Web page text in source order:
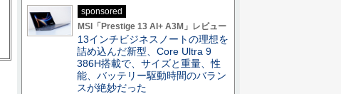
sponsored
MSI「Prestige 13 AI+ A3M」レビュー
13インチビジネスノートの理想を
詰め込んだ新型、Core Ultra 9
386H搭載で、サイズと重量、性
能、バッテリー駆動時間のバラン
スが絶妙だった